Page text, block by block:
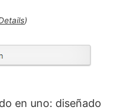
)
en uno: diseñado